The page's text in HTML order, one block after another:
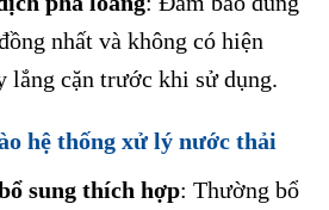
nhất và không có hiện
lắng cặn trước khi sử dụng.
hệ thống xử lý nước thải
sung thích hợp: Thường bổ